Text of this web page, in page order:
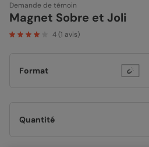
Demande de témoin
Magnet Sobre et Joli
4(1 avis)
Format
Quantité